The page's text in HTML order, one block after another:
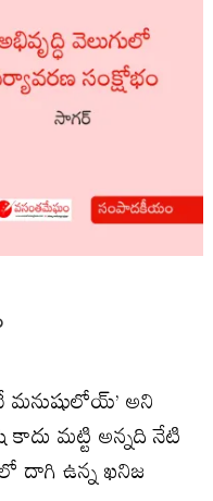
అని
మట్టి అన్నది నేటి
దాగి ఉన్న ఖనిజ